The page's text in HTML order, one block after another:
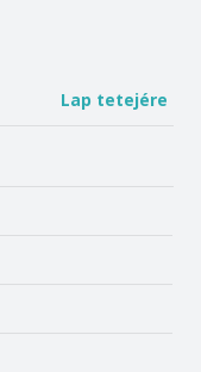
Lap tetejére